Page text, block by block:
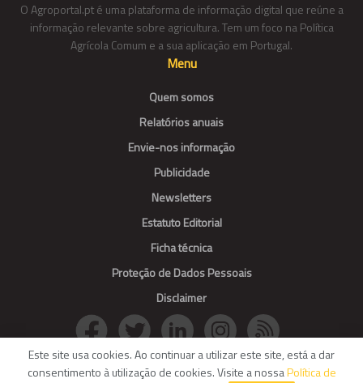
O Agroportal.pt é uma plataforma de informação digital que reúne a
informação relevante sobre agricultura. Tem um foco na Política
Agrícola Comum e a sua aplicação em Portugal.
Menu
Quem somos
Relatórios anuais
Envie-nos informação
Publicidade
Newsletters
Estatuto Editorial
Ficha técnica
Proteção de Dados Pessoais
Disclaimer
Este site usa cookies. Ao continuar a utilizar este site, está a dar
consentimento à utilização de cookies. Visite a nossaPolítica de